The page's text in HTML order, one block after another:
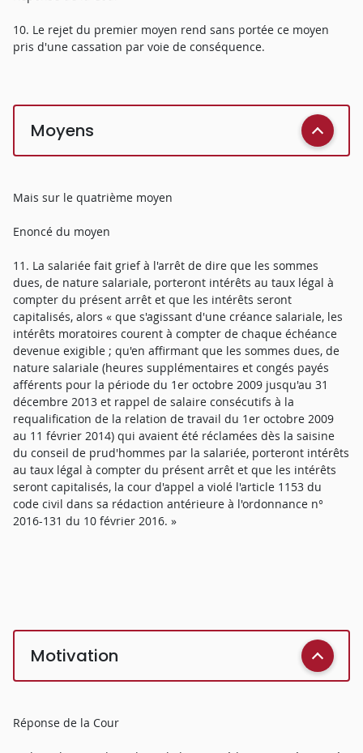
10. Le rejet du premier moyen rend sans portée ce moyen
pris d'une cassation par voie de conséquence.
Moyens
Mais sur le quatrième moyen
Enoncé du moyen
11. La salariée fait grief à l'arrêt de dire que les sommes
dues, de nature salariale, porteront intérêts au taux légal à
compter du présent arrêt et que les intérêts seront
capitalisés, alors « que s'agissant d'une créance salariale, les
intérêts moratoires courent à compter de chaque échéance
devenue exigible ; qu'en affirmant que les sommes dues, de
nature salariale (heures supplémentaires et congés payés
afférents pour la période du 1er octobre 2009 jusqu'au 31
décembre 2013 et rappel de salaire consécutifs à la
requalification de la relation de travail du 1er octobre 2009
au 11 février 2014) qui avaient été réclamées dès la saisine
du conseil de prud'hommes par la salariée, porteront intérêts
au taux légal à compter du présent arrêt et que les intérêts
seront capitalisés, la cour d'appel a violé l'article 1153 du
code civil dans sa rédaction antérieure à l'ordonnance n°
2016-131 du 10 février 2016. »
Motivation
Réponse de la Cour